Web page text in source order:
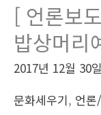
[ 언론보
밥상머리
2017년 12월 30일
문화세우기, 언